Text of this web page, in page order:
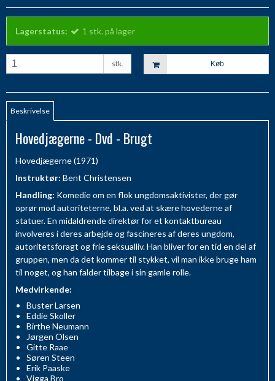
Lagerstatus: 1 stk. på lager
stk. Køb
Beskrivelse
Hovedjægerne - Dvd - Brugt
Hovedjægerne (1971)
Instruktør: Bent Christensen
Handling: Komedie om en flok ungdomsaktivister, der gør
oprør mod autoriteterne, bl.a. ved at skære hovederne af
statuer. En midaldrende direktør for et kontaktbureau
involveres i deres arbejde og fascineres af deres ungdom,
autoritetsforagt og frie seksualliv. Han bliver for en tid en del af
gruppen, men da det kommer til stykket, vil man ikke bruge ham
til noget, og han falder tilbage i sin gamle rolle.
Medvirkende:
Buster Larsen
Eddie Skoller
Birthe Neumann
Jørgen Olsen
Gitte Raae
Søren Steen
Erik Paaske
Vigga Bro